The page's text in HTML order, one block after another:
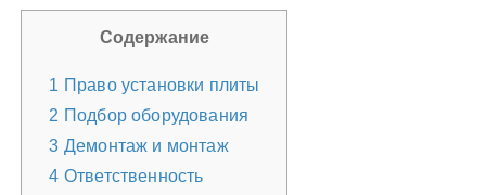
Содержание
1 Право установки плиты
2 Подбор оборудования
3 Демонтаж и монтаж
4 Ответственность